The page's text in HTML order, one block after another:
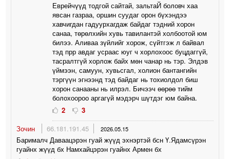
Еврейчүүд тодгой сайтай, зальтаЙ боловч хаа
явсан газраа, оршин суудаг орон бүхэндээ
хавчигдан гадуурхагдаж байдаг тэдний хорон
санаа, төрөлхийн хувь тавилантэй холбоотой юм
билээ. Аливаа зүйлийг хорож, сүйтгэж л байвал
тэд прр авдаг усраас юуг ч хорлохоос буцдаггүй,
тасралтгүй хорлож байх мөн чанар нь тэр. Элдэв
үймээн, самуун, хувьсгал, холион бантангийн
тэргүүн эгнээнд тэд байдаг нь тохиолдол биш
хорон санааны нь илрэл. Бичээч өөрөө тийм
болохоороо аргагүй мэдэрч шүтдэг юм байна.
2
3
Зочин
66.181.191.45 2026.05.15
Барималч Даваацэрэн гуай жүүд эхнэртэй бсн Ү.Ядамсүрэн
гуайнх жүүд бх Намхайцэрэн гуайнх Армен бх